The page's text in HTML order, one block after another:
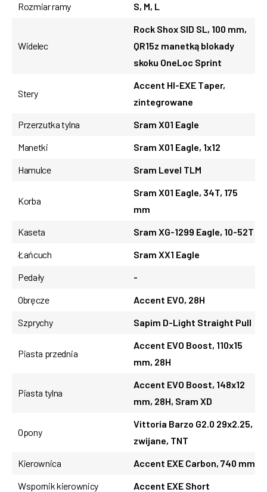
Rozmiar ramy S, M, L
Widelec
Rock Shox SID SL, 100 mm,
QR15z manetką blokady
skoku OneLoc Sprint
Stery
Accent HI-EXE Taper,
zintegrowane
Przerzutka tylna
Sram X01 Eagle
Manetki
Sram X01 Eagle, 1x12
Hamulce
Sram Level TLM
Korba
Sram X01 Eagle, 34T, 175
mm
Kaseta
Sram XG-1299 Eagle, 10-52T
Łańcuch
Sram XX1 Eagle
Pedały
-
Obręcze
Accent EVO, 28H
Szprychy
Sapim D-Light Straight Pull
Piasta przednia
Accent EVO Boost, 110x15
mm, 28H
Piasta tylna
Accent EVO Boost, 148x12
mm, 28H, Sram XD
Opony
Vittoria Barzo G2.0 29x2.25,
zwijane, TNT
Kierownica
Accent EXE Carbon, 740 mm
Wspornik kierownicy
Accent EXE Short